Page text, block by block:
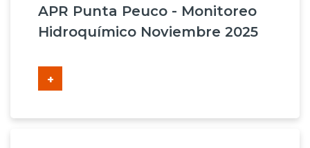
APR Punta Peuco - Monitoreo
Hidroquímico Noviembre 2025
+